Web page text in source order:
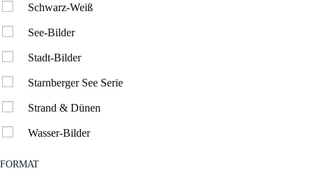
Schwarz-Weiß
See-Bilder
Stadt-Bilder
Starnberger See Serie
Strand & Dünen
Wasser-Bilder
FORMAT